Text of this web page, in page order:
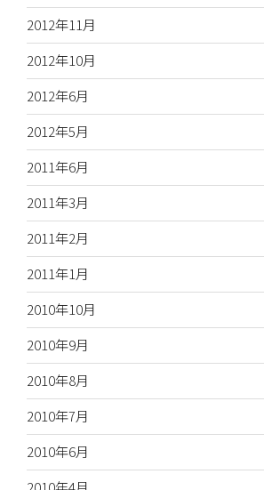
2012年11月
2012年10月
2012年6月
2012年5月
2011年6月
2011年3月
2011年2月
2011年1月
2010年10月
2010年9月
2010年8月
2010年7月
2010年6月